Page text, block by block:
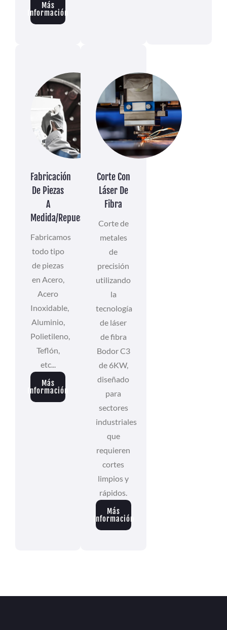
Más
Información
Fabricación
De Piezas
A
Medida/repuestos
Fabricamos
todo tipo
de piezas
en Acero,
Acero
Inoxidable,
Aluminio,
Polietileno,
Teflón,
etc...
Más
Información
Corte Con
Láser De
Fibra
Corte de
metales
de
precisión
utilizando
la
tecnología
de láser
de fibra
Bodor C3
de 6KW,
diseñado
para
sectores
industriales
que
requieren
cortes
limpios y
rápidos.
Más
Información